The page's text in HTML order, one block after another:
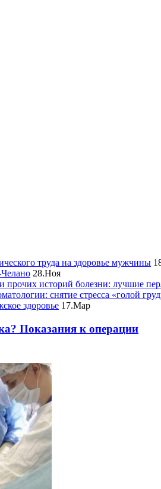
труда на здоровье мужчины
28.Ноя
прочих историй болезни: лучшие
снятие стресса «голой
здоровье 17.Мар
Показания к операции